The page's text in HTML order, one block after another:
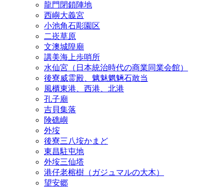
龍門閉鎖陣地
西嶼大義宮
小池角石彫園区
二崁草原
文澳城隍廟
講美海上歩哨所
水仙宮（日本統治時代の商業同業会館）
後寮威霊殿、魑魅魍魎石敢当
風櫃東港、西港、北港
孔子廟
吉貝集落
険礁嶼
外垵
後寮三八垵かまど
東昌駐屯地
外垵三仙塔
港仔老榕樹（ガジュマルの大木）
望安郷